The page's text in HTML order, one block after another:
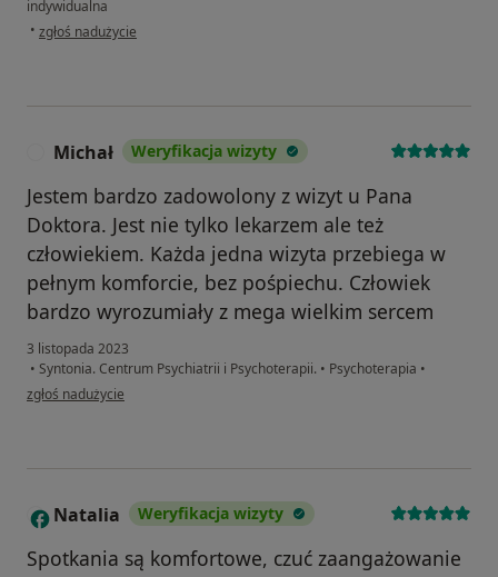
indywidualna
• w opinii użytkownika TF
zgłoś nadużycie
Michał Weryfikacja wizyty
Jestem bardzo zadowolony z wizyt u Pana
Doktora. Jest nie tylko lekarzem ale też
człowiekiem. Każda jedna wizyta przebiega w
pełnym komforcie, bez pośpiechu. Człowiek
bardzo wyrozumiały z mega wielkim sercem
3 listopada 2023
• Syntonia. Centrum Psychiatrii i Psychoterapii. • Psychoterapia •
w opinii użytkownika Michał
zgłoś nadużycie
N Natalia Weryfikacja wizyty
Spotkania są komfortowe, czuć zaangażowanie